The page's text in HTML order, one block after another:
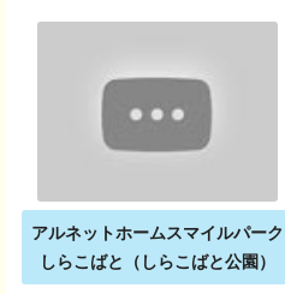
アルネットホームスマイルパーク
しらこばと（しらこばと公園）